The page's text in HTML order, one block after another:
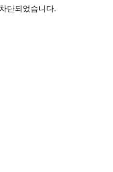
단되었습니다.